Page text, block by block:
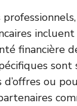
financière
sont
d’offres ou